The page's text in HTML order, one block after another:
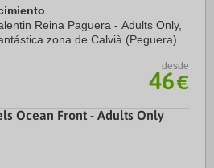
Reina Paguera - Adults Only,
zona de Calvià (Peguera) y
de ...
desde
46€
Ocean Front - Adults Only